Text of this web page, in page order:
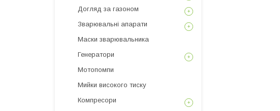
Догляд за газоном
Зварювальні апарати
Маски зварювальника
Генератори
Мотопомпи
Мийки високого тиску
Компресори